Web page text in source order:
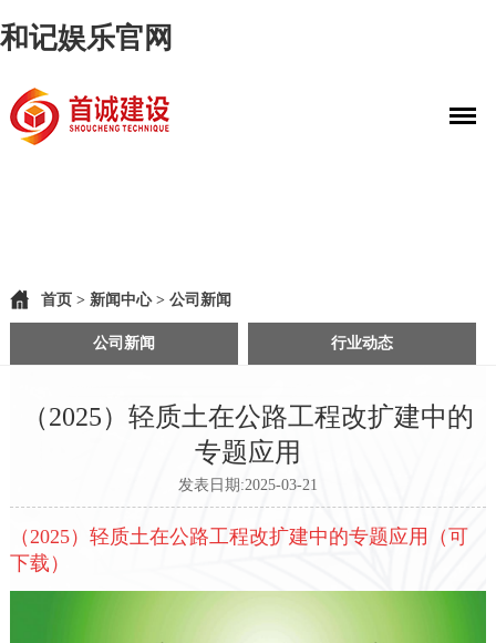
和记娱乐官网
首页> 新闻中心> 公司新闻
公司新闻 行业动态
（2025）轻质土在公路工程改扩建中的
专题应用
发表日期:2025-03-21
（2025）轻质土在公路工程改扩建中的专题应用（可
下载）